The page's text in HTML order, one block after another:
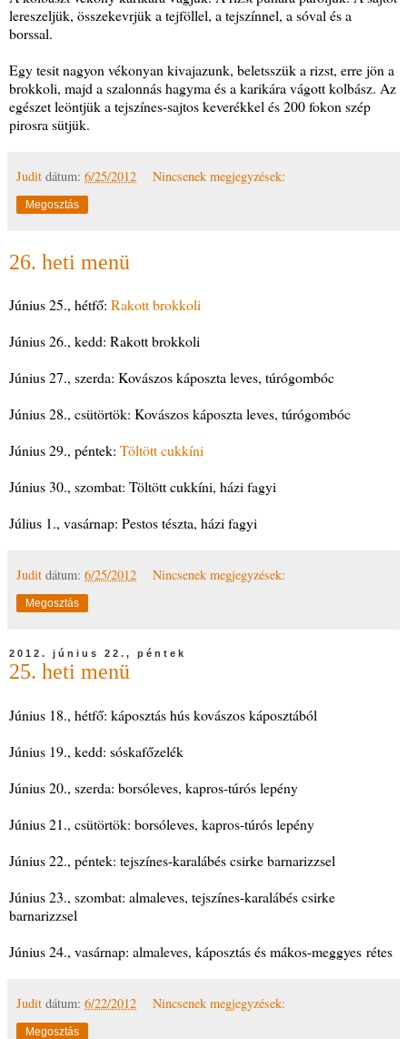
lereszeljük, összekevrjük a tejföllel, a tejszínnel, a sóval és a
borssal.
Egy tesit nagyon vékonyan kivajazunk, beletsszük a rizst, erre jön a
brokkoli, majd a szalonnás hagyma és a karikára vágott kolbász. Az
egészet leöntjük a tejszínes-sajtos keverékkel és 200 fokon szép
pirosra sütjük.
Judit dátum: 6/25/2012 Nincsenek megjegyzések:
Megosztás
26. heti menü
Június 25., hétfő: Rakott brokkoli
Június 26., kedd: Rakott brokkoli
Június 27., szerda: Kovászos káposzta leves, túrógombóc
Június 28., csütörtök: Kovászos káposzta leves, túrógombóc
Június 29., péntek: Töltött cukkíni
Június 30., szombat: Töltött cukkíni, házi fagyi
Július 1., vasárnap: Pestos tészta, házi fagyi
Judit dátum: 6/25/2012 Nincsenek megjegyzések:
Megosztás
2012. június 22., péntek
25. heti menü
Június 18., hétfő: káposztás hús kovászos káposztából
Június 19., kedd: sóskafőzelék
Június 20., szerda: borsóleves, kapros-túrós lepény
Június 21., csütörtök: borsóleves, kapros-túrós lepény
Június 22., péntek: tejszínes-karalábés csirke barnarizzsel
Június 23., szombat: almaleves, tejszínes-karalábés csirke
barnarizzsel
Június 24., vasárnap: almaleves, káposztás és mákos-meggyes rétes
Judit dátum: 6/22/2012 Nincsenek megjegyzések:
Megosztás